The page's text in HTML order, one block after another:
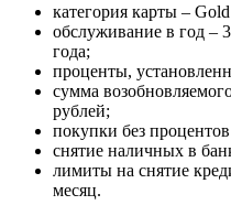
категория карты ‒
обслуживание в год ‒
года;
проценты,
сумма
рублей;
покупки без
снятие наличных в
лимиты на снятие
месяц.